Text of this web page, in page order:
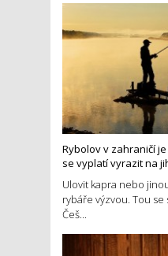
Rybolov v zahraničí
se vyplatí vyrazit na
Ulovit kapra nebo
rybáře výzvou. Tou
Češ...